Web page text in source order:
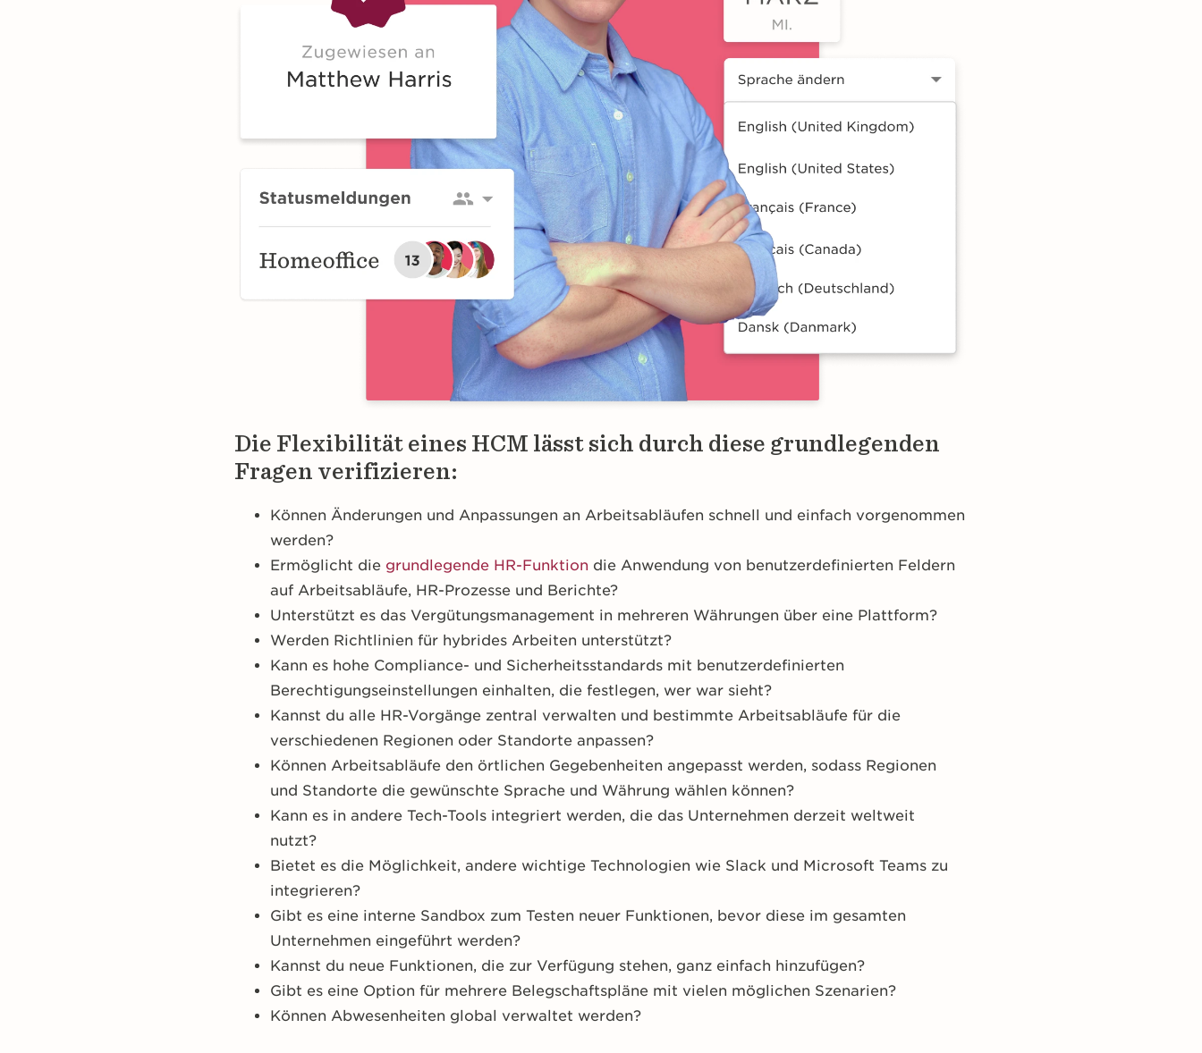
Die Flexibilität eines HCM lässt sich durch diese grundlegenden
Fragen verifizieren:
Können Änderungen und Anpassungen an Arbeitsabläufen schnell und einfach vorgenommen
werden?
Ermöglicht die grundlegende HR-Funktion die Anwendung von benutzerdefinierten Feldern
auf Arbeitsabläufe, HR-Prozesse und Berichte?
Unterstützt es das Vergütungsmanagement in mehreren Währungen über eine Plattform?
Werden Richtlinien für hybrides Arbeiten unterstützt?
Kann es hohe Compliance- und Sicherheitsstandards mit benutzerdefinierten
Berechtigungseinstellungen einhalten, die festlegen, wer war sieht?
Kannst du alle HR-Vorgänge zentral verwalten und bestimmte Arbeitsabläufe für die
verschiedenen Regionen oder Standorte anpassen?
Können Arbeitsabläufe den örtlichen Gegebenheiten angepasst werden, sodass Regionen
und Standorte die gewünschte Sprache und Währung wählen können?
Kann es in andere Tech-Tools integriert werden, die das Unternehmen derzeit weltweit
nutzt?
Bietet es die Möglichkeit, andere wichtige Technologien wie Slack und Microsoft Teams zu
integrieren?
Gibt es eine interne Sandbox zum Testen neuer Funktionen, bevor diese im gesamten
Unternehmen eingeführt werden?
Kannst du neue Funktionen, die zur Verfügung stehen, ganz einfach hinzufügen?
Gibt es eine Option für mehrere Belegschaftspläne mit vielen möglichen Szenarien?
Können Abwesenheiten global verwaltet werden?